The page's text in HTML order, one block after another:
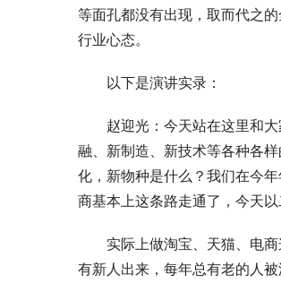
等面孔都没有出现，取而代之
行业心态。
以下是演讲实录：
赵迎光：今天站在这里和
融、新制造、新技术等各种各
化，新物种是什么？我们在今
商基本上这条路走通了，今天
实际上做淘宝、天猫、电
有新人出来，每年总有老的人